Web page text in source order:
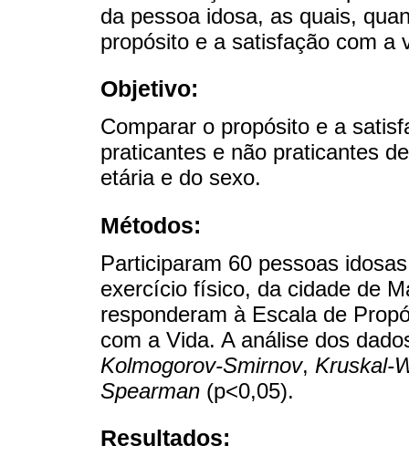
da pessoa idosa, as quais,
propósito e a satisfação com a
Objetivo:
Comparar o propósito e a
praticantes e não praticantes
etária e do sexo.
Métodos:
Participaram 60 pessoas
exercício físico, da cidade de
responderam à Escala de
com a Vida. A análise dos
Kolmogorov-Smirnov, Kruskal-
Spearman (p<0,05).
Resultados: